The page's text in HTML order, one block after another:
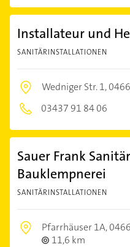
Installateur und
SANITÄRINSTALLATIONEN
Wedniger Str. 1,
03437 91 84 06
Sauer Frank
Bauklempnerei
SANITÄRINSTALLATIONEN
Pfarrhäuser 1A,
11,6 km